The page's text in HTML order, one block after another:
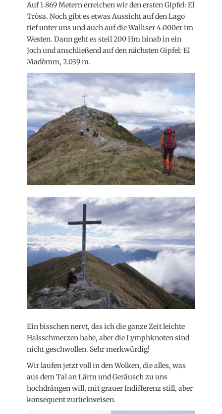
Auf 1.869 Metern erreichen wir den ersten Gipfel: El
Tròsa. Noch gibt es etwas Aussicht auf den Lago
tief unter uns und auch auf die Walliser 4.000er im
Westen. Dann geht es steil 200 Hm hinab in ein
Joch und anschließend auf den nächsten Gipfel: El
Madòmm, 2.039 m.
Ein bisschen nervt, das ich die ganze Zeit leichte
Halsschmerzen habe, aber die Lymphknoten sind
nicht geschwollen. Sehr merkwürdig!
Wir laufen jetzt voll in den Wolken, die alles, was
aus dem Tal an Lärm und Geräusch zu uns
hochdrängen will, mit grauer Indifferenz still, aber
konsequent zurückweisen.